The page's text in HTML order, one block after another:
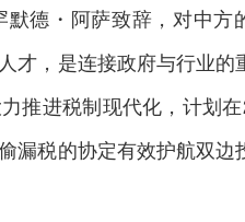
・阿萨致辞，对中方
才，是连接政府与行业
推进税制现代化，计划
漏税的协定有效护航双